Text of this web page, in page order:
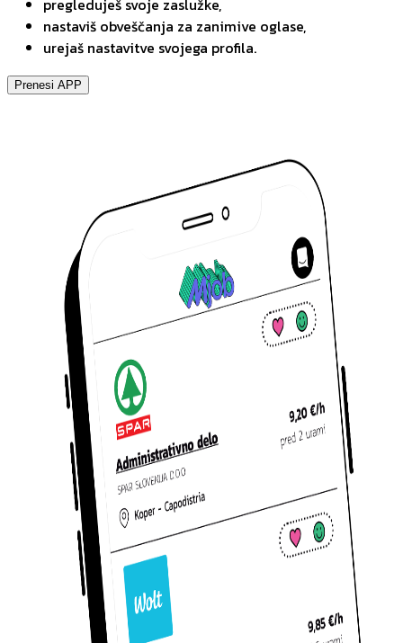
nastaviš obveščanja za zanimive oglase,
urejaš nastavitve svojega profila.
Prenesi APP